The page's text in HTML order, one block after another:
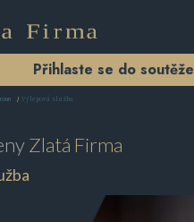
Přihlaste se do soutěže
Výlepová služba
Zlatá Firma